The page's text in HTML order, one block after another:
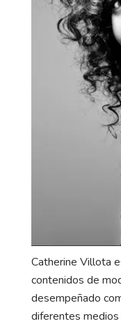
Catherine Villota
contenidos de
desempeñado
diferentes medios